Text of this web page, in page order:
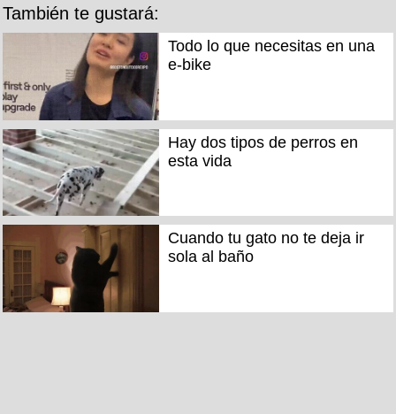
También te gustará:
Todo lo que necesitas en una
e-bike
Hay dos tipos de perros en
esta vida
Cuando tu gato no te deja ir
sola al baño